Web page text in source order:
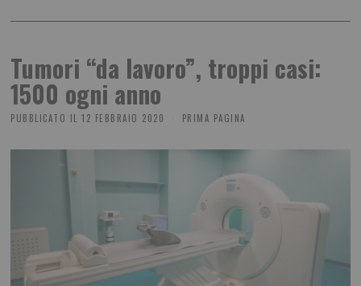
Tumori “da lavoro”, troppi casi:
1500 ogni anno
PUBBLICATO IL 12 FEBBRAIO 2020 PRIMA PAGINA